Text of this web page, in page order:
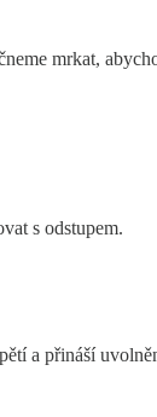
mrkat,
s odstupem.
a přináší